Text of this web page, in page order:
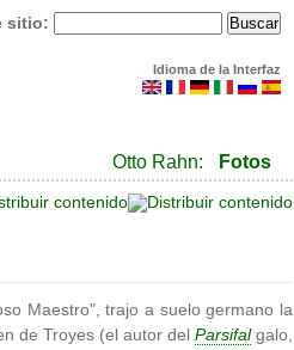
sitio:
Idioma de la Interfaz
Otto Rahn: Fotos
Maestro", trajo a suelo germano la
de Troyes (el autor del Parsifalgalo,